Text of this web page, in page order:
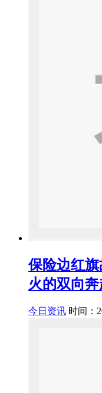
保险边红
火的双向奔
今日资讯 时间：